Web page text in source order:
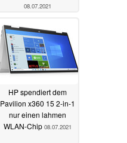
08.07.2021
HP spendiert dem
Pavilion x360 15 2-in-1
nur einen lahmen
WLAN-Chip 08.07.2021